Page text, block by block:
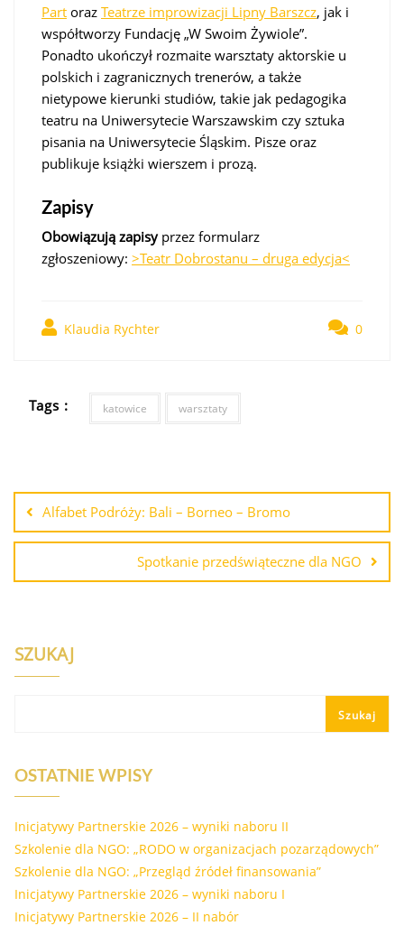
Part oraz Teatrze improwizacji Lipny Barszcz, jak i
współtworzy Fundację „W Swoim Żywiole”.
Ponadto ukończył rozmaite warsztaty aktorskie u
polskich i zagranicznych trenerów, a także
nietypowe kierunki studiów, takie jak pedagogika
teatru na Uniwersytecie Warszawskim czy sztuka
pisania na Uniwersytecie Śląskim. Pisze oraz
publikuje książki wierszem i prozą.
Zapisy
Obowiązują zapisyprzez formularz
zgłoszeniowy: >Teatr Dobrostanu – druga edycja<
Klaudia Rychter 0
Tags : katowice warsztaty
Alfabet Podróży: Bali – Borneo – Bromo
Spotkanie przedświąteczne dla NGO
SZUKAJ
Szukaj
OSTATNIE WPISY
Inicjatywy Partnerskie 2026 – wyniki naboru II
Szkolenie dla NGO: „RODO w organizacjach pozarządowych”
Szkolenie dla NGO: „Przegląd źródeł finansowania”
Inicjatywy Partnerskie 2026 – wyniki naboru I
Inicjatywy Partnerskie 2026 – II nabór